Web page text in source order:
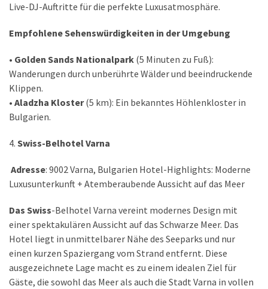
Live-DJ-Auftritte für die perfekte Luxusatmosphäre.
Empfohlene Sehenswürdigkeiten in der Umgebung
• Golden Sands Nationalpark (5 Minuten zu Fuß):
Wanderungen durch unberührte Wälder und beeindruckende
Klippen.
• Aladzha Kloster(5 km): Ein bekanntes Höhlenkloster in
Bulgarien.
4. Swiss-Belhotel Varna
Adresse: 9002 Varna, Bulgarien Hotel-Highlights: Moderne
Luxusunterkunft + Atemberaubende Aussicht auf das Meer
Das Swiss-Belhotel Varna vereint modernes Design mit
einer spektakulären Aussicht auf das Schwarze Meer. Das
Hotel liegt in unmittelbarer Nähe des Seeparks und nur
einen kurzen Spaziergang vom Strand entfernt. Diese
ausgezeichnete Lage macht es zu einem idealen Ziel für
Gäste, die sowohl das Meer als auch die Stadt Varna in vollen